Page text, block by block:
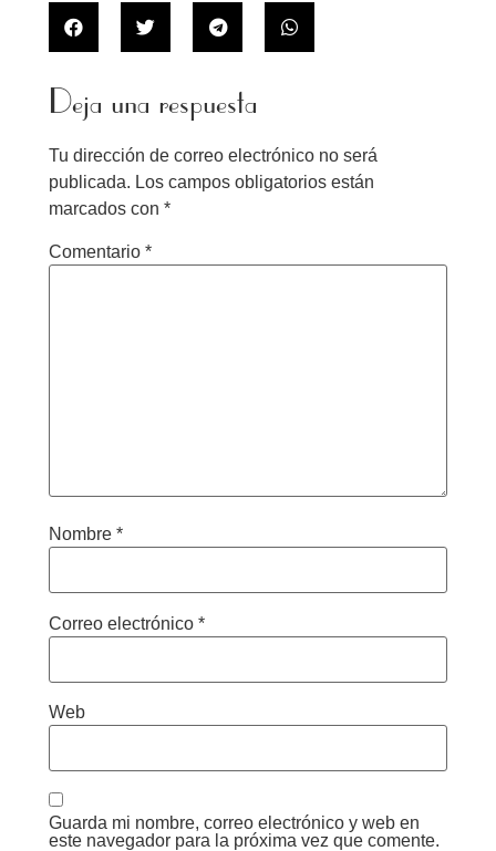
Deja una respuesta
Tu dirección de correo electrónico no será
publicada. Los campos obligatorios están
marcados con *
Comentario *
Nombre *
Correo electrónico *
Web
Guarda mi nombre, correo electrónico y web en
este navegador para la próxima vez que comente.